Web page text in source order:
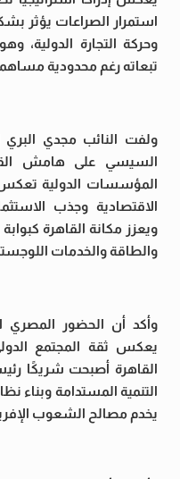
استمرار الصراعات يؤثر
وحركة التجارة الدولية،
تبعاته رغم محدودية
ولفت النائب مجدي البري
السيسي على هامش
المؤسسات الدولية
الاقتصادية وجذب
ويعزز مكانة القاهرة
والطاقة والخدمات
وأكد أن الحضور المصري
يعكس ثقة المجتمع
القاهرة أصبحت شريكًا
التنمية المستدامة وبناء
يخدم مصالح الشعوب